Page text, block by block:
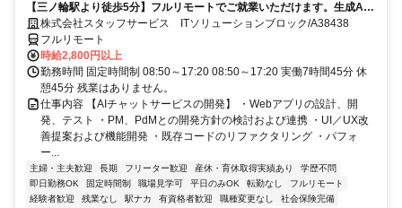
【三ノ輪駅より徒歩5分】フルリモートでご就業いただけます。生成AI
を活用したサービス開発に携われます。企画提案から改善まで幅広く関
われる環境です☆
株式会社スタッフサービス ITソリューションブロック/A38438
フルリモート
時給2,800円以上
勤務時間 固定時間制 08:50～17:20 08:50～17:20 実働7時間45分 休
憩45分 残業はありません。
仕事内容 【AIチャットサービスの開発】 ・Webアプリの設計、開
発、テスト ・PM、PdMとの開発方針の検討および連携 ・UI／UX改
善提案および機能開発 ・既存コードのリファクタリング ・パフォ
ー...
主婦・主夫歓迎 長期 フリーター歓迎 産休・育休取得実績あり
学歴不問
即日勤務OK
固定時間制 職場見学可 平日のみOK 転勤なし
フルリモート
経験者歓迎
残業なし 駅ナカ 有資格者歓迎 職種変更なし
社会保険完備